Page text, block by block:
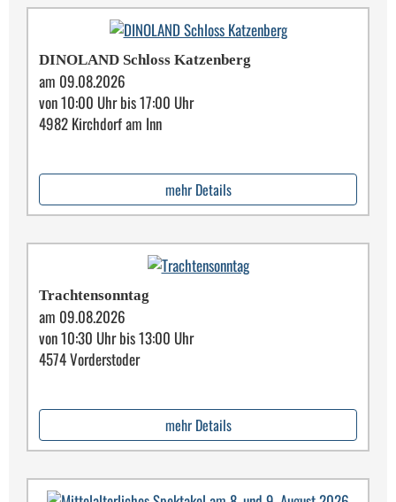
DINOLAND Schloss Katzenberg
am 09.08.2026
von 10:00 Uhr bis 17:00 Uhr
4982 Kirchdorf am Inn
mehr Details
Trachtensonntag
am 09.08.2026
von 10:30 Uhr bis 13:00 Uhr
4574 Vorderstoder
mehr Details